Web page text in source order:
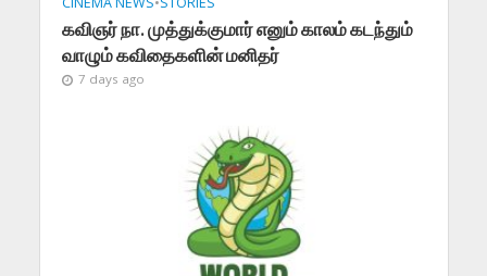
கவிஞர் நா. முத்துக்குமார் எனும் காலம் கடந்தும்
வாழும் கவிதைகளின் மனிதர்
7 days ago